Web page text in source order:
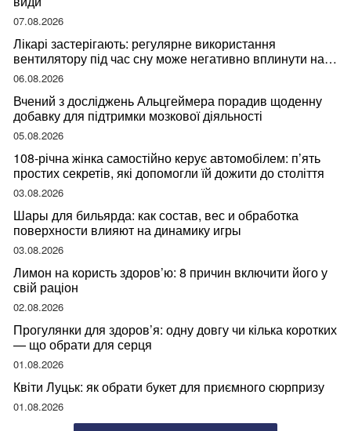
07.08.2026
Лікарі застерігають: регулярне використання
вентилятору під час сну може негативно вплинути на
ваше здоров’я
06.08.2026
Вчений з досліджень Альцгеймера порадив щоденну
добавку для підтримки мозкової діяльності
05.08.2026
108-річна жінка самостійно керує автомобілем: п’ять
простих секретів, які допомогли їй дожити до століття
03.08.2026
Шары для бильярда: как состав, вес и обработка
поверхности влияют на динамику игры
03.08.2026
Лимон на користь здоров’ю: 8 причин включити його у
свій раціон
02.08.2026
Прогулянки для здоров’я: одну довгу чи кілька коротких
— що обрати для серця
01.08.2026
Квіти Луцьк: як обрати букет для приємного сюрпризу
01.08.2026